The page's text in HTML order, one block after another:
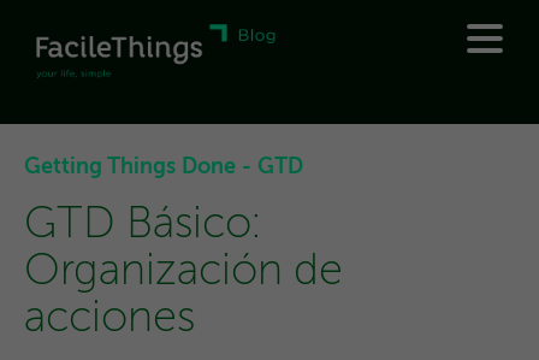
Getting Things Done - GTD
GTD Básico:
Organización de
acciones